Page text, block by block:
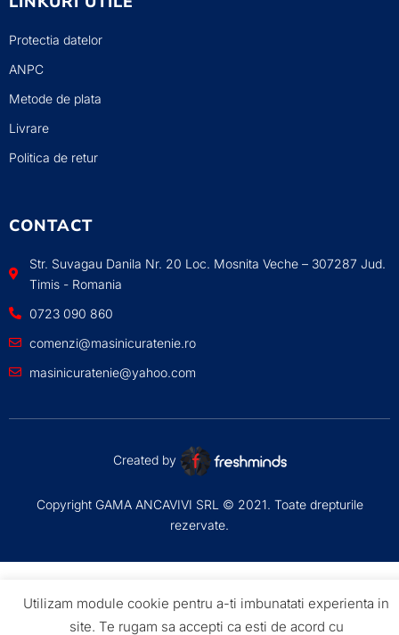
Protectia datelor
ANPC
Metode de plata
Livrare
Politica de retur
CONTACT
Str. Suvagau Danila Nr. 20 Loc. Mosnita Veche – 307287 Jud.
Timis - Romania
0723 090 860
comenzi@masinicuratenie.ro
masinicuratenie@yahoo.com
Created by
Copyright GAMA ANCAVIVI SRL © 2021. Toate drepturile
rezervate.
Utilizam module cookie pentru a-ti imbunatati experienta in
site. Te rugam sa accepti ca esti de acord cu